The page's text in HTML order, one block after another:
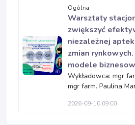
Ogólna
Warsztaty
zwiększyć
niezależnej
zmian
modele
Wykładowca: mgr
mgr farm. Paulina
2026-09-10 09:00